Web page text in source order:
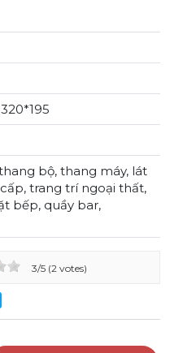
bộ, thang máy, lát
trang trí ngoại thất,
bếp, quầy bar,
3/5 (2 votes)